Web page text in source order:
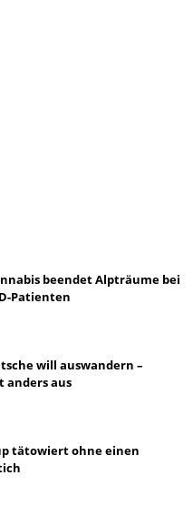
beendet Alpträume bei
Patienten
will auswandern –
anders aus
tätowiert ohne einen